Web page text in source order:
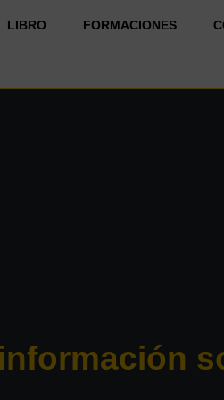
LIBRO FORMACIONES